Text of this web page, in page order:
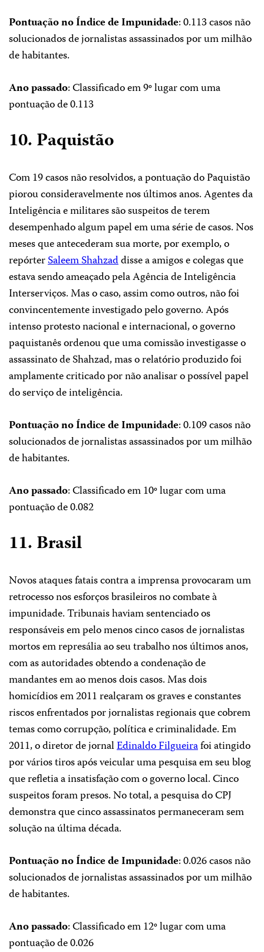
Pontuação no Índice de Impunidade: 0.113 casos não
solucionados de jornalistas assassinados por um milhão
de habitantes.
Ano passado: Classificado em 9º lugar com uma
pontuação de 0.113
10. Paquistão
Com 19 casos não resolvidos, a pontuação do Paquistão
piorou consideravelmente nos últimos anos. Agentes da
Inteligência e militares são suspeitos de terem
desempenhado algum papel em uma série de casos. Nos
meses que antecederam sua morte, por exemplo, o
repórterSaleem Shahzaddisse a amigos e colegas que
estava sendo ameaçado pela Agência de Inteligência
Interserviços. Mas o caso, assim como outros, não foi
convincentemente investigado pelo governo. Após
intenso protesto nacional e internacional, o governo
paquistanês ordenou que uma comissão investigasse o
assassinato de Shahzad, mas o relatório produzido foi
amplamente criticado por não analisar o possível papel
do serviço de inteligência.
Pontuação no Índice de Impunidade: 0.109 casos não
solucionados de jornalistas assassinados por um milhão
de habitantes.
Ano passado: Classificado em 10º lugar com uma
pontuação de 0.082
11. Brasil
Novos ataques fatais contra a imprensa provocaram um
retrocesso nos esforços brasileiros no combate à
impunidade. Tribunais haviam sentenciado os
responsáveis em pelo menos cinco casos de jornalistas
mortos em represália ao seu trabalho nos últimos anos,
com as autoridades obtendo a condenação de
mandantes em ao menos dois casos. Mas dois
homicídios em 2011 realçaram os graves e constantes
riscos enfrentados por jornalistas regionais que cobrem
temas como corrupção, política e criminalidade. Em
2011, o diretor de jornalEdinaldo Filgueirafoi atingido
por vários tiros após veicular uma pesquisa em seu blog
que refletia a insatisfação com o governo local. Cinco
suspeitos foram presos. No total, a pesquisa do CPJ
demonstra que cinco assassinatos permaneceram sem
solução na última década.
Pontuação no Índice de Impunidade: 0.026 casos não
solucionados de jornalistas assassinados por um milhão
de habitantes.
Ano passado: Classificado em 12º lugar com uma
pontuação de 0.026